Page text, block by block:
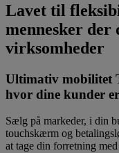
Lavet til
mennesker
virksomheder
Ultimativ mobilitet
hvor dine kunder er
Sælg på markeder, i din
touchskærm og
at tage din forretning